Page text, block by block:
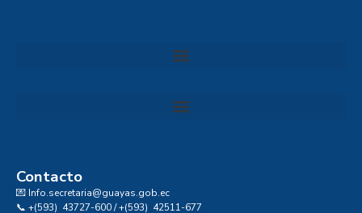
Contacto
💌 Info.secretaria@guayas.gob.ec
📞 +(593) 43727-600 / +(593) 42511-677